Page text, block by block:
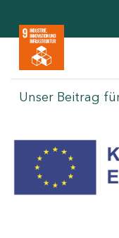
Unser Beitrag